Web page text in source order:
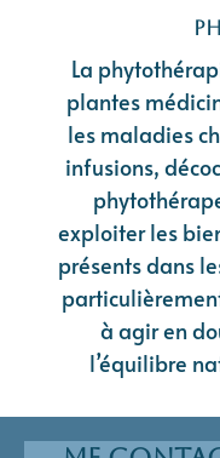
La
plantes
les maladies
infusions,
exploiter les
présents dans
à agir en
l’équilibre